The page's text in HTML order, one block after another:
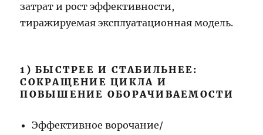
затрат и рост эффективности,
тиражируемая эксплуатационная модель.
1) БЫСТРЕЕ И СТАБИЛЬНЕЕ:
СОКРАЩЕНИЕ ЦИКЛА И
ПОВЫШЕНИЕ ОБОРАЧИВАЕМОСТИ
Эффективное ворочание/